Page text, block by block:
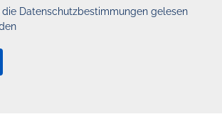
die Datenschutzbestimmungen gelesen